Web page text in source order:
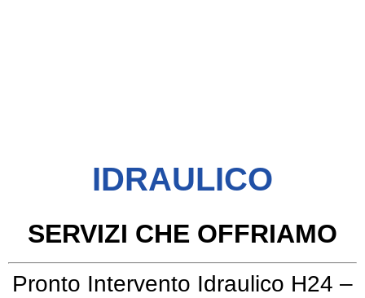
IDRAULICO
SERVIZI CHE OFFRIAMO
Pronto Intervento Idraulico H24 –